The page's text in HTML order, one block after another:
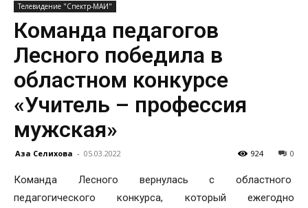
Телевидение "Спектр-МАИ"
Команда педагогов
Лесного победила в
областном конкурсе
«Учитель – профессия
мужская»
Аза Селихова - 05.03.2022 0
924
Команда Лесного вернулась с областного
педагогического конкурса, который ежегодно